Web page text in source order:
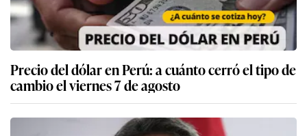
Precio del dólar en Perú: a cuánto cerró el tipo de
cambio el viernes 7 de agosto